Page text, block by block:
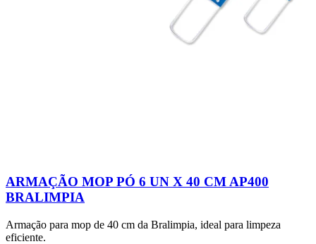
ARMAÇÃO MOP PÓ 6 UN X 40 CM AP400
BRALIMPIA
Armação para mop de 40 cm da Bralimpia, ideal para limpeza
eficiente.